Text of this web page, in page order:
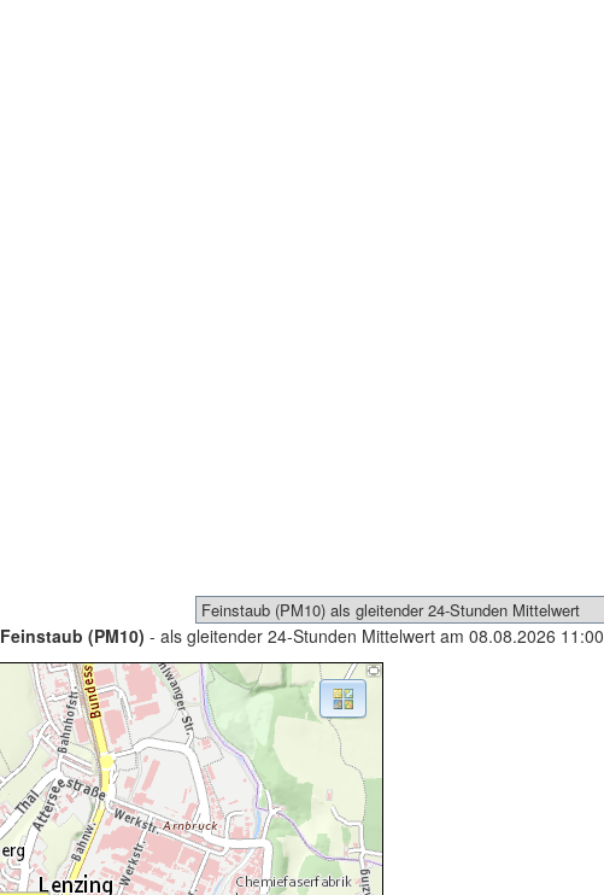
Feinstaub (PM10) - als gleitender 24-Stunden Mittelwert am 08.08.2026 11:00